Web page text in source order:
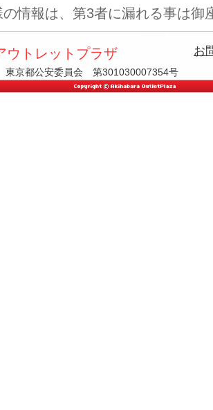
の情報は、第3者に漏れる事は御
ウトレットプラザ
京都公安委員会 第301030007354号
お